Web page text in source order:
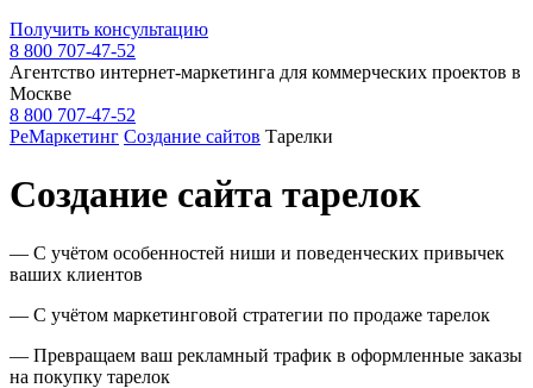
Получить консультацию
8 800 707-47-52
Агентство интернет-маркетинга для коммерческих проектов в
Москве
8 800 707-47-52
РеМаркетинг Создание сайтов Тарелки
Создание сайта тарелок
— С учётом особенностей ниши и поведенческих привычек
ваших клиентов
— С учётом маркетинговой стратегии по продаже тарелок
— Превращаем ваш рекламный трафик в оформленные заказы
на покупку тарелок